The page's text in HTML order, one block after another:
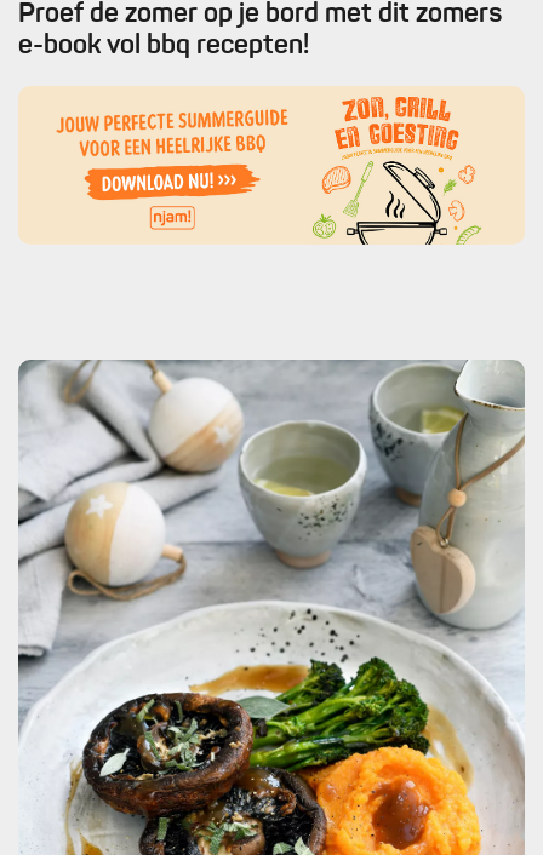
Proef de zomer op je bord met dit zomers
e-book vol bbq recepten!